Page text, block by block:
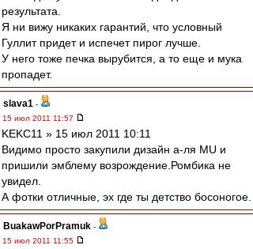
результата.
Я ни вижу никаких гарантий, что условный
Гуллит придет и испечет пирог лучше.
У него тоже печка вырубится, а то еще и мука
пропадет.
slava1 -
15 июл 2011 11:57
KEKC11 » 15 июл 2011 10:11
Видимо просто закупили дизайн а-ля MU и
пришили эмблему возрождение.Ромбика не
увидел.
А фотки отличные, эх где ты детство босоногое.
BuakawPorPramuk -
15 июл 2011 11:55